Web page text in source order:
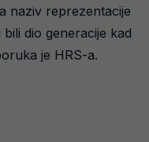
naziv reprezentacije
dio generacije kad
je HRS-a.